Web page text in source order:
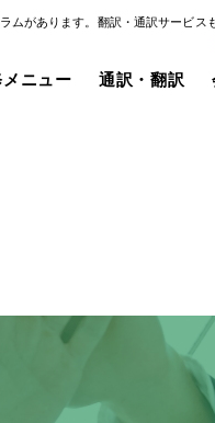
があります。翻訳・通訳サービス
ニュー 通訳・翻訳